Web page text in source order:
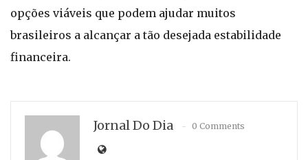
opções viáveis que podem ajudar muitos
brasileiros a alcançar a tão desejada estabilidade
financeira.
Jornal Do Dia 0 Comments